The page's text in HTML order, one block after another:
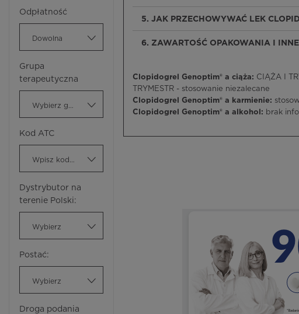
Odpłatność
Dowolna
Grupa
terapeutyczna
Kod ATC
Dystrybutor na
terenie Polski:
Wybierz
Postać:
Wybierz
Droga podania
5. JAK PRZECHOWYWAĆ LEK
6. ZAWARTOŚĆ OPAKOWANIA I
Clopidogrel Genoptim® a ciąża: CIĄŻA I
TRYMESTR - stosowanie niezalecane
Clopidogrel Genoptim® a karmienie:
Clopidogrel Genoptim® a alkohol: brak